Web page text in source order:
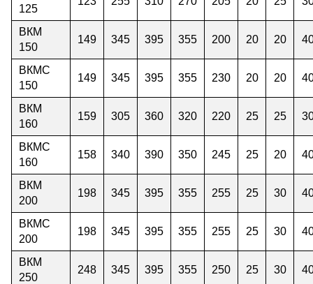
125
ВКМ
150
149 345 395 355 200 20 20
ВКМС
150
149 345 395 355 230 20 20
ВКМ
160
159 305 360 320 220 25 25
ВКМС
160
158 340 390 350 245 25 20
ВКМ
200
198 345 395 355 255 25 30
ВКМС
200
198 345 395 355 255 25 30
ВКМ
250
248 345 395 355 250 25 30